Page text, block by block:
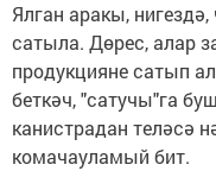
Ялган аракы,
сатыла. Дөрес, алар
продукцияне сатып
беткәч, "сатучы"га
канистрадан теләсә
комачауламый бит.